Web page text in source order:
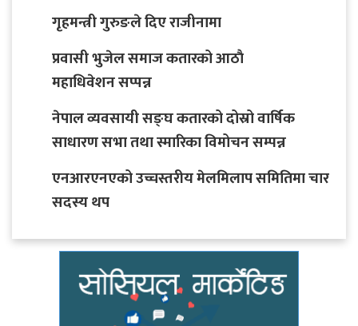
गृहमन्त्री गुरुङले दिए राजीनामा
प्रवासी भुजेल समाज कतारको आठाै
महाधिवेशन सप्पन्न
नेपाल व्यवसायी सङ्घ कतारको दोस्रो वार्षिक
साधारण सभा तथा स्मारिका विमोचन सम्पन्न
एनआरएनएको उच्चस्तरीय मेलमिलाप समितिमा चार
सदस्य थप